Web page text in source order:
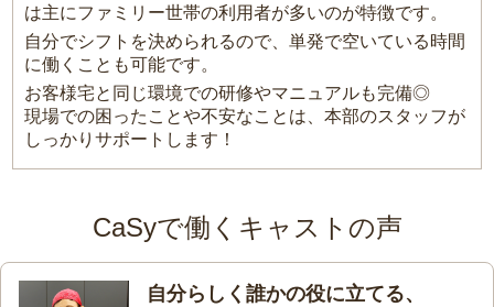
は主にファミリー世帯の利用者が多いのが特徴です。
自分でシフトを決められるので、単発で空いている時間
に働くことも可能です。
お客様宅と同じ環境での研修やマニュアルも完備◎
現場での困ったことや不安なことは、本部のスタッフが
しっかりサポートします！
CaSyで働くキャストの声
自分らしく誰かの役に立てる、